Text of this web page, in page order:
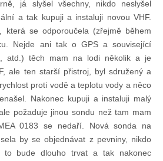
údajů
já slyšel všechny, nikdo neslyšel
a tak kupuji a instaluji novou VHF.
která se odporoučela (zřejmě během
Nejde ani tak o GPS a související
atd.) těch mam na lodi několik a je
ale ten starší přistroj, byl sdružený a
proti vodě a teplotu vody a něco
Nakonec kupuji a instaluji malý
požaduje jinou sondu než tam mam
0183 se nedaří. Nová sonda na
by se objednávat z pevniny, nikdo
to bude dlouho trvat a tak nakonec